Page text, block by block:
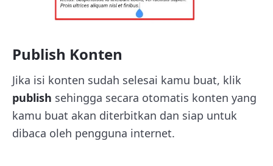
Publish Konten
Jika isi konten sudah selesai kamu buat, klik
publish sehingga secara otomatis konten yang
kamu buat akan diterbitkan dan siap untuk
dibaca oleh pengguna internet.